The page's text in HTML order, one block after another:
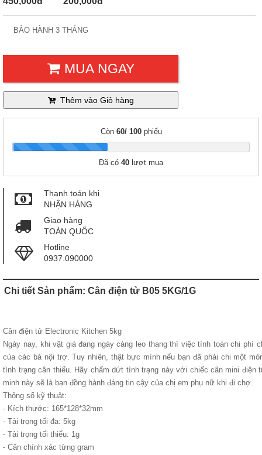
BẢO HÀNH 3 THÁNG
MUA NGAY
Thêm vào Giỏ hàng
Còn 60/ 100phiếu
|
Đã có40 lượt mua
Thanh toán khi
NHẬN HÀNG
Giao hàng
TOÀN QUỐC
Hotline
0937.090000
Chi tiết Sản phẩm: Cân điện tử B05 5KG/1G
Cân điện tử Electronic Kitchen 5kg
Ngày nay, khi vật giá đang ngày càng leo thang thì việc tính toán chi phí
của các bà nội trợ. Tuy nhiên, thật bực mình nếu bạn đã phải chi một
tình trạng cân thiếu. Hãy chấm dứt tình trạng này với chiếc cân mini điện
minh này sẽ là bạn đồng hành đáng tin cậy của chị em phụ nữ khi đi chợ.
Thông số kỹ thuật:
- Kích thước: 165*128*32mm
- Tải trọng tối đa: 5kg
- Tải trọng tối thiểu: 1g
- Cân chính xác từng gram